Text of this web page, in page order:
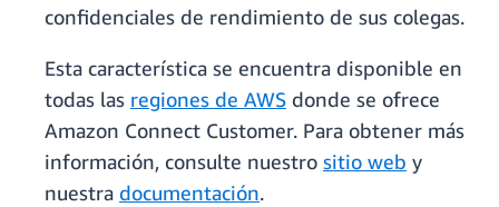
confidenciales de rendimiento de sus colegas.
Esta característica se encuentra disponible en
todas las regiones de AWS donde se ofrece
Amazon Connect Customer. Para obtener más
información, consulte nuestro sitio web y
nuestra documentación.